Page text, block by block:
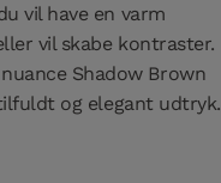
vil have en varm
vil skabe kontraster.
Shadow Brown
og elegant udtryk.